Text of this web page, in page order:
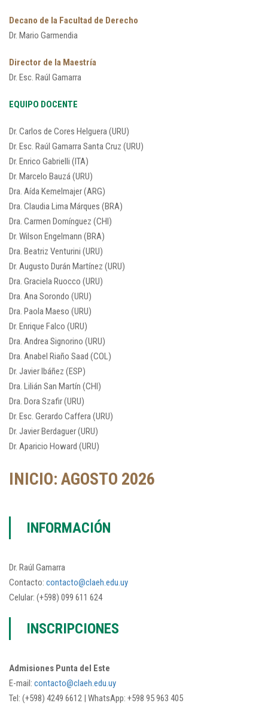
Decano de la Facultad de Derecho
Dr. Mario Garmendia
Director de la Maestría
Dr. Esc. Raúl Gamarra
EQUIPO DOCENTE
Dr. Carlos de Cores Helguera (URU)
Dr. Esc. Raúl Gamarra Santa Cruz (URU)
Dr. Enrico Gabrielli (ITA)
Dr. Marcelo Bauzá (URU)
Dra. Aída Kemelmajer (ARG)
Dra. Claudia Lima Márques (BRA)
Dra. Carmen Domínguez (CHI)
Dr. Wilson Engelmann (BRA)
Dra. Beatriz Venturini (URU)
Dr. Augusto Durán Martínez (URU)
Dra. Graciela Ruocco (URU)
Dra. Ana Sorondo (URU)
Dra. Paola Maeso (URU)
Dr. Enrique Falco (URU)
Dra. Andrea Signorino (URU)
Dra. Anabel Riaño Saad (COL)
Dr. Javier Ibáñez (ESP)
Dra. Lilián San Martín (CHI)
Dra. Dora Szafir (URU)
Dr. Esc. Gerardo Caffera (URU)
Dr. Javier Berdaguer (URU)
Dr. Aparicio Howard (URU)
INICIO: AGOSTO 2026
INFORMACIÓN
Dr. Raúl Gamarra
Contacto: contacto@claeh.edu.uy
Celular: (+598) 099 611 624
INSCRIPCIONES
Admisiones Punta del Este
E-mail: contacto@claeh.edu.uy
Tel: (+598) 4249 6612 | WhatsApp: +598 95 963 405